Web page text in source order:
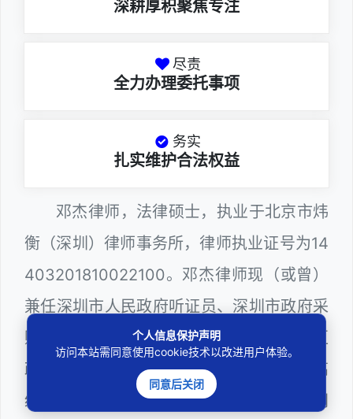
深耕厚积聚焦专注
尽责
全力办理委托事项
务实
扎实维护合法权益
邓杰律师，法律硕士，执业于北京市炜
衡（深圳）律师事务所，律师执业证号为14
403201810022100。邓杰律师现（或曾）
兼任深圳市人民政府听证员、深圳市政府采
购评审专家（法律类），曾担任深圳市某区
政府部门公职律师、深圳市某区公办学校高
级教师、建设工程定标专家、计算机信息网
个人信息保护声明
访问本站需同意使用cookie技术以改进用户体验。
同意后关闭